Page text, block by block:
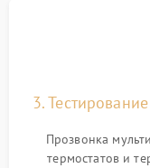
3.
Прозвонка
термостатов и